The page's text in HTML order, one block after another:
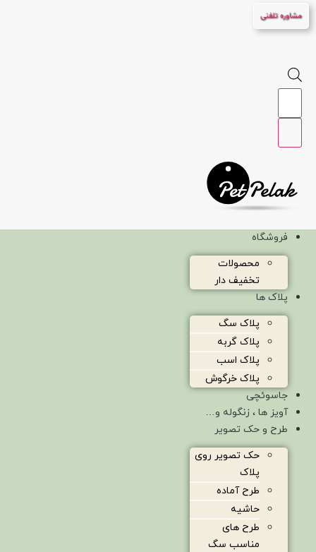
پرش
به
مشاوره تلفنی
Products
فروشگاه
محصولات
تخفیف دار
پلاک ها
پلاک سگ
پلاک گربه
پلاک اسب
پلاک خرگوش
جاسوئچی
آویز ها ، زنگوله و…
طرح و حک تصویر
حک تصویر روی
پلاک
طرح آماده
حاشیه
طرح های
مناسب سگ